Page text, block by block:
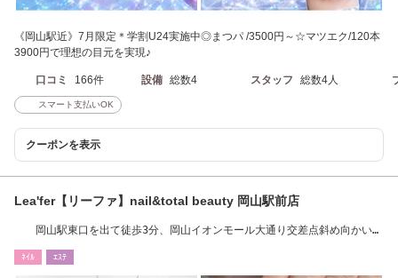
《岡山駅近》7月限定＊学割U24実施中◎まつパ /3500円～☆マツエク/120本
3900円で理想の目元を実現♪
口コミ 166件 設備 総数4 スタッフ 総数4人
スマート支払いOK
クーポンを表示
Lea'fer【リーファ】nail&total beauty 岡山駅前店
岡山駅東口を出て徒歩3分、岡山イオンモール大通り交差点斜め向かいの
ﾈｲﾙ ｴｽﾃ